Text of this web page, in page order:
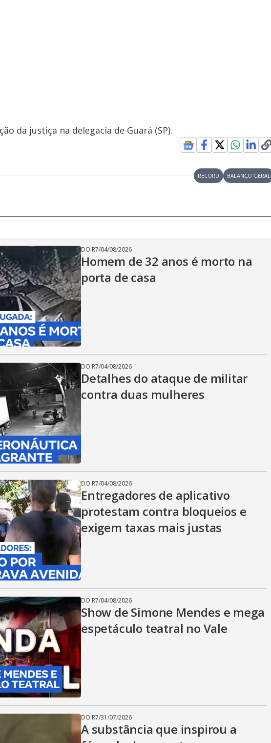
da justiça na delegacia de Guará (SP).
RECORD BALANÇO GERAL
DO R7/04/08/2026
Homem de 32 anos é morto na
porta de casa
DO R7/04/08/2026
Detalhes do ataque de militar
contra duas mulheres
DO R7/04/08/2026
Entregadores de aplicativo
protestam contra bloqueios e
exigem taxas mais justas
DO R7/04/08/2026
Show de Simone Mendes e mega
espetáculo teatral no Vale
DO R7/31/07/2026
A substância que inspirou a